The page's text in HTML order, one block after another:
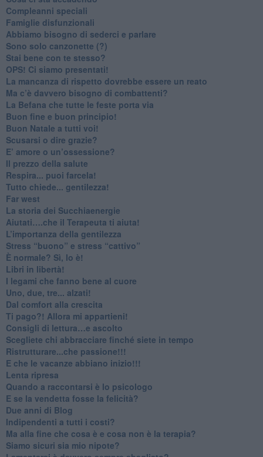
​Compleanni speciali
​Famiglie disfunzionali
​Abbiamo bisogno di sederci e parlare
Sono solo canzonette (?)
​Stai bene con te stesso?
​OPS! Ci siamo presentati!
​La mancanza di rispetto dovrebbe essere un reato
​Ma c’è davvero bisogno di combattenti?
​La Befana che tutte le feste porta via
Buon fine e buon principio!
​Buon Natale a tutti voi!
​Scusarsi o dire grazie?
​E’ amore o un’ossessione?
​Il prezzo della salute
​Respira... puoi farcela!
​Tutto chiede... gentilezza!
​Far west
​La storia dei Succhiaenergie
​Aiutati….che il Terapeuta ti aiuta!
​L’importanza della gentilezza
​Stress “buono” e stress “cattivo”
​È normale? Sì, lo è!
​Libri in libertà!
​I legami che fanno bene al cuore
Uno, due, tre... alzati!​
​Dal comfort alla crescita
​Ti pago?! Allora mi appartieni!​
​Consigli di lettura…e ascolto
​Scegliete chi abbracciare finché siete in tempo
​Ristrutturare...che passione!!!
​E che le vacanze abbiano inizio!!!
​Lenta ripresa
​Quando a raccontarsi è lo psicologo
​E se la vendetta fosse la felicità?
​Due anni di Blog
​Indipendenti a tutti i costi?
​Ma alla fine che cosa è e cosa non è la terapia?
​Siamo sicuri sia mio nipote?